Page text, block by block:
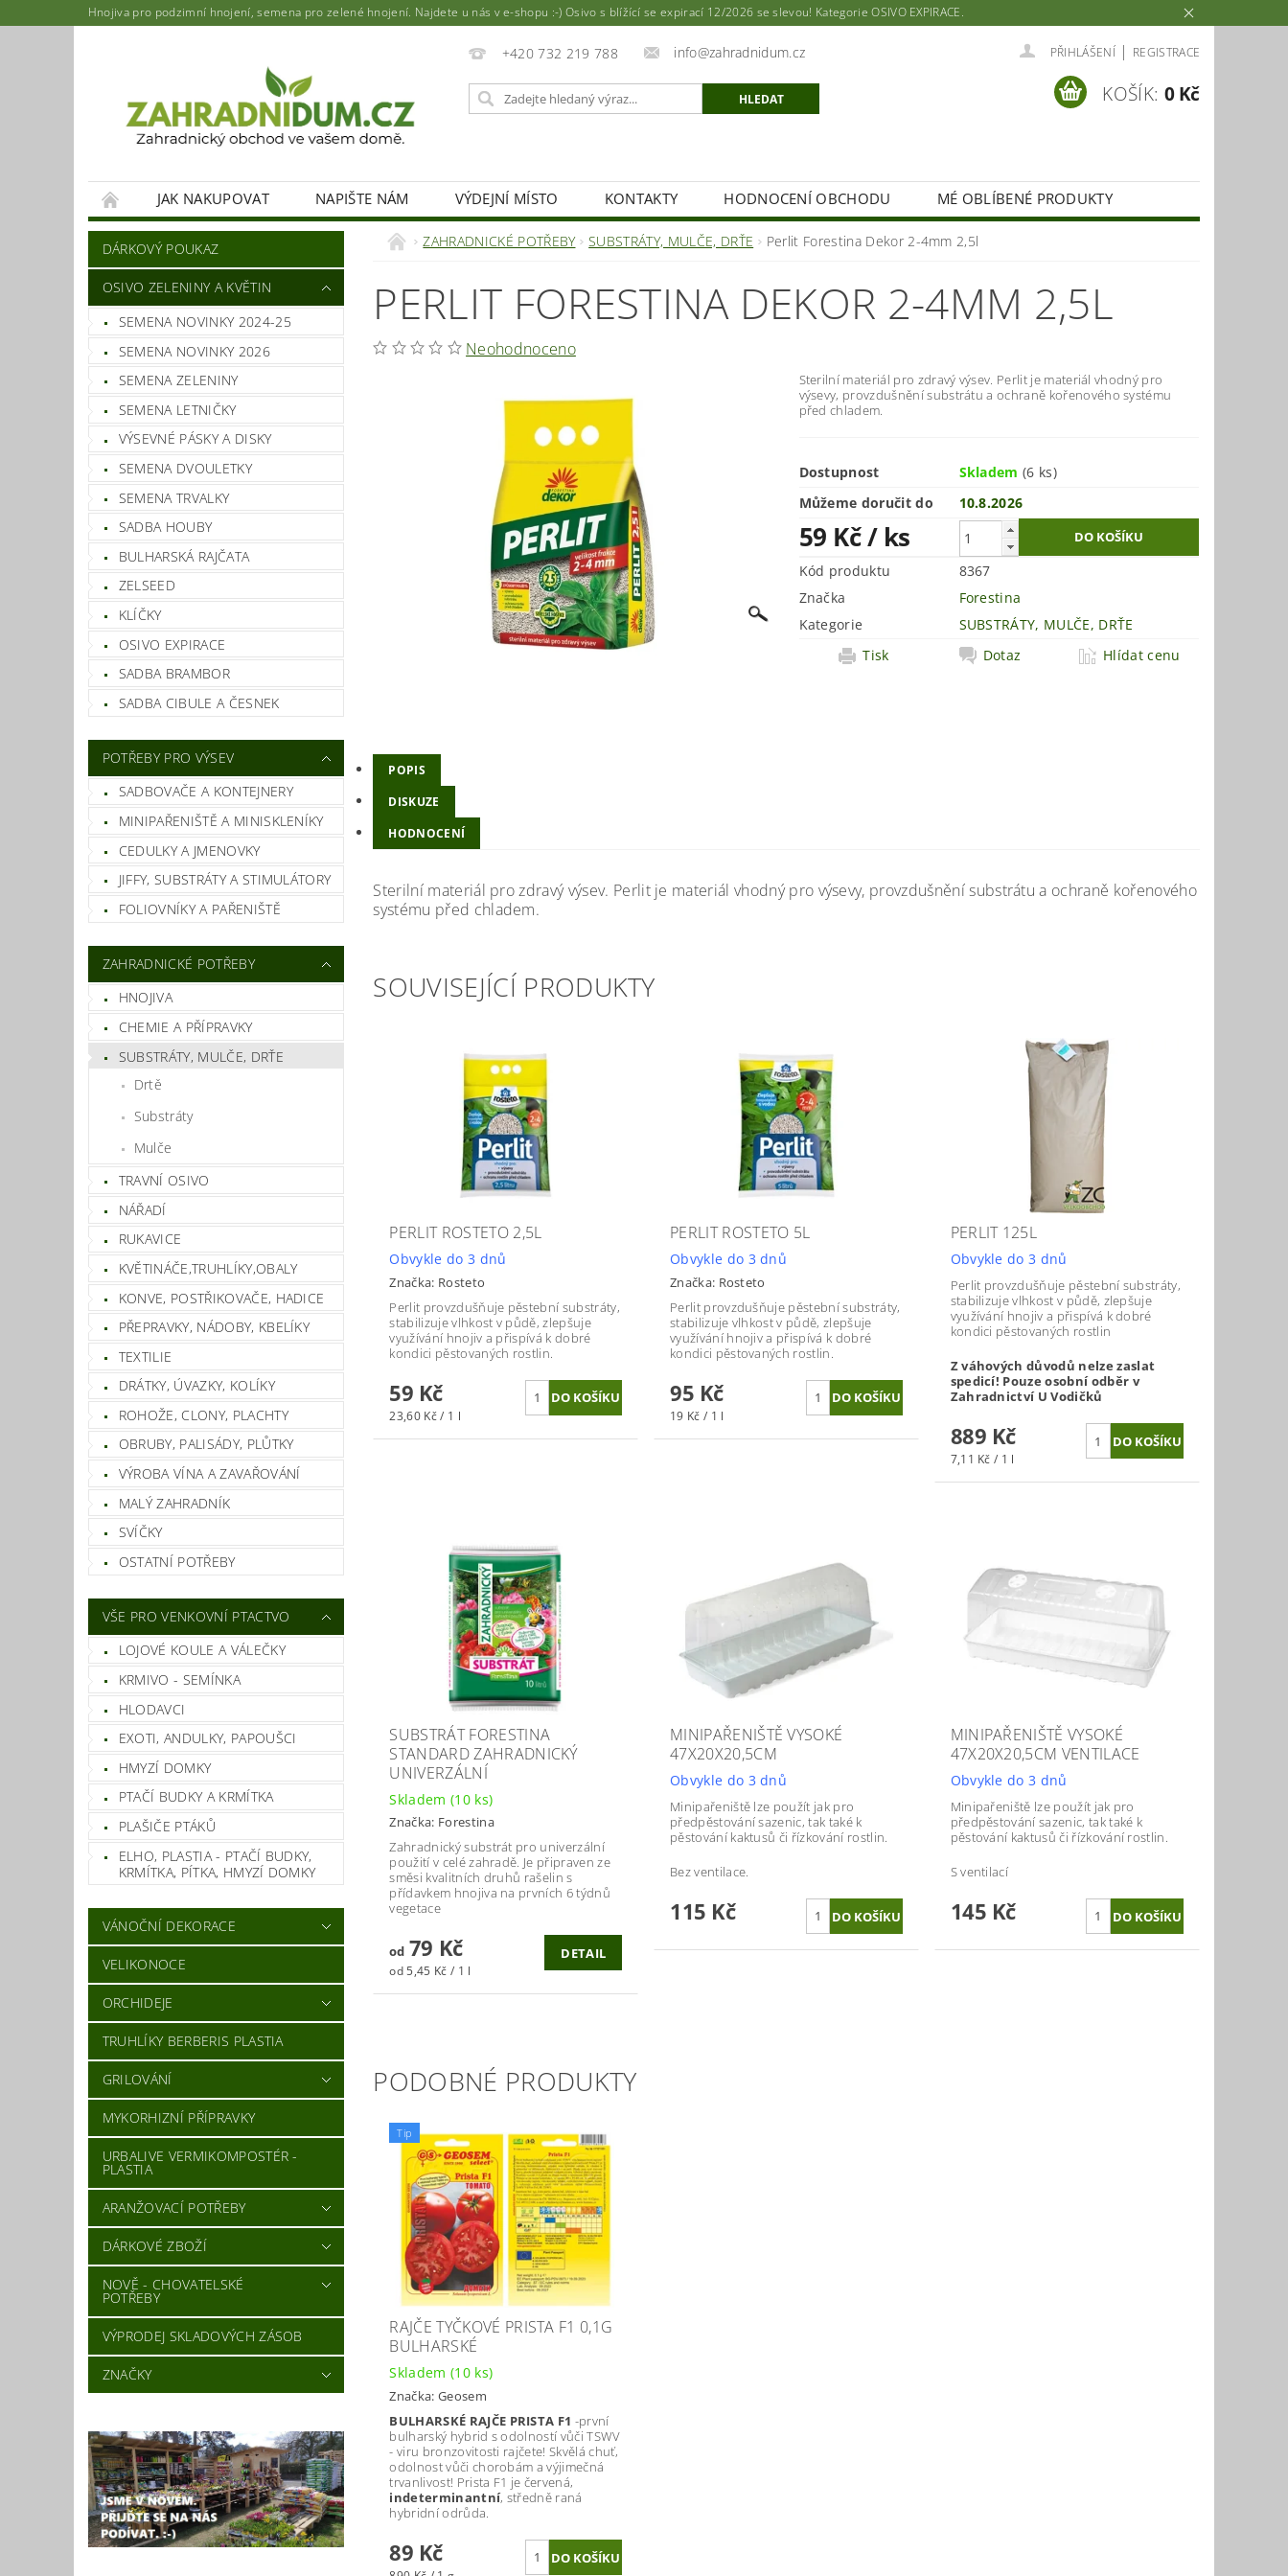
Hnojiva pro podzimní hnojení, semena pro zelené hnojení. Najdete u nás v e-shopu :-) Osivo s blížící se expirací 12/2026 se slevou! Kategorie OSIVO EXPIRACE.
+420 732 219 788 info@zahradnidum.cz PŘIHLÁŠENÍ | REGISTRACE
KOŠÍK: 0 Kč
JAK NAKUPOVAT NAPIŠTE NÁM VÝDEJNÍ MÍSTO KONTAKTY HODNOCENÍ OBCHODU MÉ OBLÍBENÉ PRODUKTY
DÁRKOVÝ POUKAZ
OSIVO ZELENINY A KVĚTIN
SEMENA NOVINKY 2024-25
SEMENA NOVINKY 2026
SEMENA ZELENINY
SEMENA LETNIČKY
VÝSEVNÉ PÁSKY A DISKY
SEMENA DVOULETKY
SEMENA TRVALKY
SADBA HOUBY
BULHARSKÁ RAJČATA
ZELSEED
KLÍČKY
OSIVO EXPIRACE
SADBA BRAMBOR
SADBA CIBULE A ČESNEK
POTŘEBY PRO VÝSEV
SADBOVAČE A KONTEJNERY
MINIPAŘENIŠTĚ A MINISKLENÍKY
CEDULKY A JMENOVKY
JIFFY, SUBSTRÁTY A STIMULÁTORY
FOLIOVNÍKY A PAŘENIŠTĚ
ZAHRADNICKÉ POTŘEBY
HNOJIVA
CHEMIE A PŘÍPRAVKY
SUBSTRÁTY, MULČE, DRŤE
Drtě
Substráty
Mulče
TRAVNÍ OSIVO
NÁŘADÍ
RUKAVICE
KVĚTINÁČE,TRUHLÍKY,OBALY
KONVE, POSTŘIKOVAČE, HADICE
PŘEPRAVKY, NÁDOBY, KBELÍKY
TEXTILIE
DRÁTKY, ÚVAZKY, KOLÍKY
ROHOŽE, CLONY, PLACHTY
OBRUBY, PALISÁDY, PLŮTKY
VÝROBA VÍNA A ZAVAŘOVÁNÍ
MALÝ ZAHRADNÍK
SVÍČKY
OSTATNÍ POTŘEBY
VŠE PRO VENKOVNÍ PTACTVO
LOJOVÉ KOULE A VÁLEČKY
KRMIVO - SEMÍNKA
HLODAVCI
EXOTI, ANDULKY, PAPOUŠCI
HMYZÍ DOMKY
PTAČÍ BUDKY A KRMÍTKA
PLAŠIČE PTÁKŮ
ELHO, PLASTIA - PTAČÍ BUDKY,
KRMÍTKA, PÍTKA, HMYZÍ DOMKY
VÁNOČNÍ DEKORACE
VELIKONOCE
ORCHIDEJE
TRUHLÍKY BERBERIS PLASTIA
GRILOVÁNÍ
MYKORHIZNÍ PŘÍPRAVKY
URBALIVE VERMIKOMPOSTÉR -
PLASTIA
ARANŽOVACÍ POTŘEBY
DÁRKOVÉ ZBOŽÍ
NOVĚ - CHOVATELSKÉ
POTŘEBY
VÝPRODEJ SKLADOVÝCH ZÁSOB
ZNAČKY
ZAHRADNICKÉ POTŘEBY SUBSTRÁTY, MULČE, DRŤE Perlit Forestina Dekor 2-4mm 2,5l
PERLIT FORESTINA DEKOR 2-4MM 2,5L
Neohodnoceno
Sterilní materiál pro zdravý výsev. Perlit je materiál vhodný pro
výsevy, provzdušnění substrátu a ochraně kořenového systému
před chladem.
Dostupnost Skladem(6 ks)
Můžeme doručit do
10.8.2026
59 Kč/ ks
Kód produktu
8367
Značka
Forestina
Kategorie
SUBSTRÁTY, MULČE, DRŤE
Tisk
Dotaz Hlídat cenu
POPIS
DISKUZE
HODNOCENÍ
Sterilní materiál pro zdravý výsev. Perlit je materiál vhodný pro výsevy, provzdušnění substrátu a ochraně kořenového
systému před chladem.
SOUVISEJÍCÍ PRODUKTY
PERLIT ROSTETO 2,5L
Obvykle do 3 dnů
Značka: Rosteto
Perlit provzdušňuje pěstební substráty,
stabilizuje vlhkost v půdě, zlepšuje
využívání hnojiv a přispívá k dobré
kondici pěstovaných rostlin.
59 Kč
23,60 Kč / 1 l
PERLIT ROSTETO 5L
Obvykle do 3 dnů
Značka: Rosteto
Perlit provzdušňuje pěstební substráty,
stabilizuje vlhkost v půdě, zlepšuje
využívání hnojiv a přispívá k dobré
kondici pěstovaných rostlin.
95 Kč
19 Kč / 1 l
PERLIT 125L
Obvykle do 3 dnů
Perlit provzdušňuje pěstební substráty,
stabilizuje vlhkost v půdě, zlepšuje
využívání hnojiv a přispívá k dobré
kondici pěstovaných rostlin
Z váhových důvodů nelze zaslat
spedicí! Pouze osobní odběr v
Zahradnictví U Vodičků
889 Kč
7,11 Kč / 1 l
SUBSTRÁT FORESTINA
STANDARD ZAHRADNICKÝ
UNIVERZÁLNÍ
Skladem (10 ks)
Značka: Forestina
Zahradnický substrát pro univerzální
použití v celé zahradě. Je připraven ze
směsi kvalitních druhů rašelin s
přídavkem hnojiva na prvních 6 týdnů
vegetace
od79 Kč
od 5,45 Kč / 1 l
DETAIL
MINIPAŘENIŠTĚ VYSOKÉ
47X20X20,5CM
Obvykle do 3 dnů
Minipařeniště lze použít jak pro
předpěstování sazenic, tak také k
pěstování kaktusů či řízkování rostlin.
Bez ventilace.
115 Kč
MINIPAŘENIŠTĚ VYSOKÉ
47X20X20,5CM VENTILACE
Obvykle do 3 dnů
Minipařeniště lze použít jak pro
předpěstování sazenic, tak také k
pěstování kaktusů či řízkování rostlin.
S ventilací
145 Kč
PODOBNÉ PRODUKTY
Tip
RAJČE TYČKOVÉ PRISTA F1 0,1G
BULHARSKÉ
Skladem (10 ks)
Značka: Geosem
BULHARSKÉ RAJČE PRISTA F1 -první
bulharský hybrid s odolností vůči TSWV
- viru bronzovitosti rajčete! Skvělá chuť,
odolnost vůči chorobám a výjimečná
trvanlivost! Prista F1 je červená,
indeterminantní, středně raná
hybridní odrůda.
89 Kč